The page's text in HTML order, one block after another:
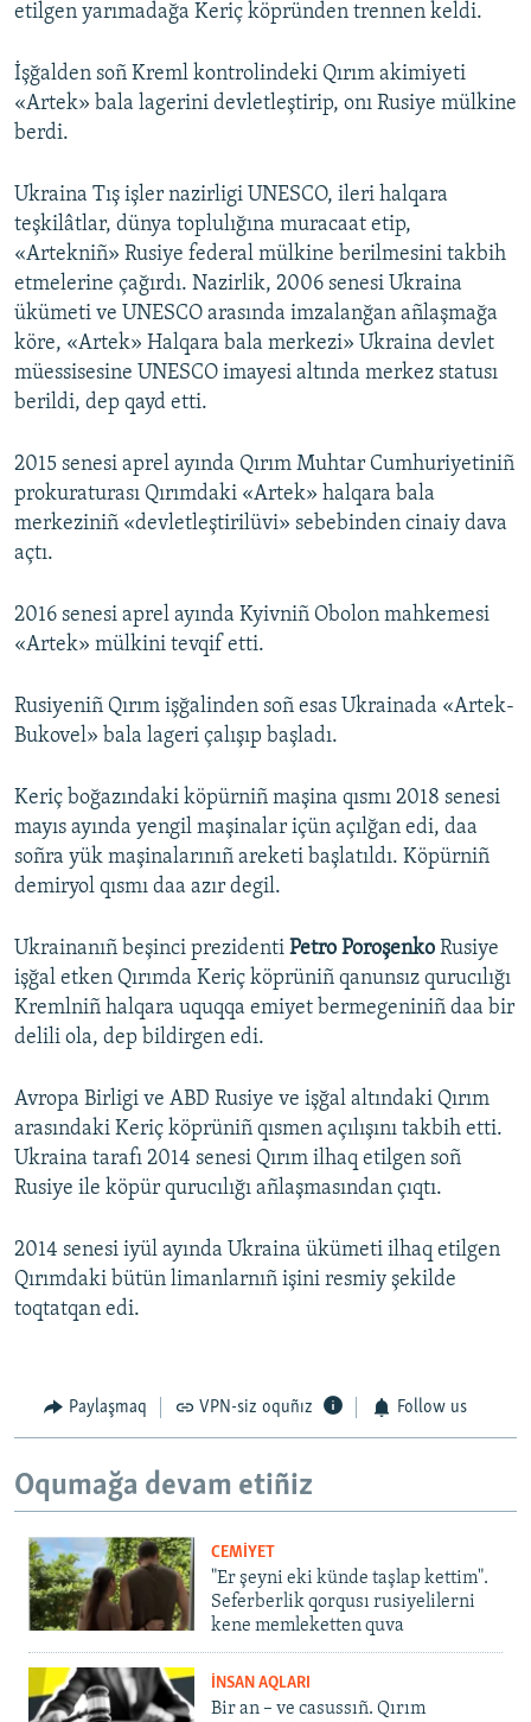
etilgen yarımadağa Keriç köpründen trennen keldi.
İşğalden soñ Kreml kontrolindeki Qırım akimiyeti
«Artek» bala lagerini devletleştirip, onı Rusiye mülkine
berdi.
Ukraina Tış işler nazirligi UNESCO, ileri halqara
teşkilâtlar, dünya toplulığına muracaat etip,
«Artekniñ» Rusiye federal mülkine berilmesini takbih
etmelerine çağırdı. Nazirlik, 2006 senesi Ukraina
ükümeti ve UNESCO arasında imzalanğan añlaşmağa
köre, «Artek» Halqara bala merkezi» Ukraina devlet
müessisesine UNESCO imayesi altında merkez statusı
berildi, dep qayd etti.
2015 senesi aprel ayında Qırım Muhtar Cumhuriyetiniñ
prokuraturası Qırımdaki «Artek» halqara bala
merkeziniñ «devletleştirilüvi» sebebinden cinaiy dava
açtı.
2016 senesi aprel ayında Kyivniñ Obolon mahkemesi
«Artek» mülkini tevqif etti.
Rusiyeniñ Qırım işğalinden soñ esas Ukrainada «Artek-
Bukovel» bala lageri çalışıp başladı.
Keriç boğazındaki köpürniñ maşina qısmı 2018 senesi
mayıs ayında yengil maşinalar içün açılğan edi, daa
soñra yük maşinalarınıñ areketi başlatıldı. Köpürniñ
demiryol qısmı daa azır degil.
Ukrainanıñ beşinci prezidenti Petro Poroşenko Rusiye
işğal etken Qırımda Keriç köprüniñ qanunsız qurucılığı
Kremlniñ halqara uquqqa emiyet bermegeniniñ daa bir
delili ola, dep bildirgen edi.
Avropa Birligi ve ABD Rusiye ve işğal altındaki Qırım
arasındaki Keriç köprüniñ qısmen açılışını takbih etti.
Ukraina tarafı 2014 senesi Qırım ilhaq etilgen soñ
Rusiye ile köpür qurucılığı añlaşmasından çıqtı.
2014 senesi iyül ayında Ukraina ükümeti ilhaq etilgen
Qırımdaki bütün limanlarnıñ işini resmiy şekilde
toqtatqan edi.
Paylaşmaq VPN-siz oquñız Follow us
Oqumağa devam etiñiz
CEMİYET
"Er şeyni eki künde taşlap kettim".
Seferberlik qorqusı rusiyelilerni
kene memleketten quva
İNSAN AQLARI
Bir an – ve casussıñ. Qırım